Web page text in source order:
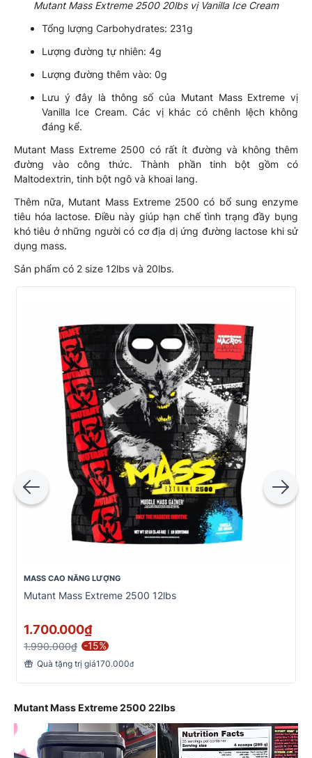
Mutant Mass Extreme 2500 20lbs vị Vanilla Ice Cream
Tổng lượng Carbohydrates: 231g
Lượng đường tự nhiên: 4g
Lượng đường thêm vào: 0g
Lưu ý đây là thông số của Mutant Mass Extreme vị
Vanilla Ice Cream. Các vị khác có chênh lệch không
đáng kể.
Mutant Mass Extreme 2500 có rất ít đường và không thêm
đường vào công thức. Thành phần tinh bột gồm có
Maltodextrin, tinh bột ngô và khoai lang.
Thêm nữa, Mutant Mass Extreme 2500 có bổ sung enzyme
tiêu hóa lactose. Điều này giúp hạn chế tình trạng đầy bụng
khó tiêu ở những người có cơ địa dị ứng đường lactose khi sử
dụng mass.
Sản phẩm có 2 size 12lbs và 20lbs.
MASS CAO NĂNG LƯỢNG
Mutant Mass Extreme 2500 12lbs
1.700.000₫
1.990.000₫ -15%
Quà tặng trị giá170.000đ
Mutant Mass Extreme 2500 22lbs